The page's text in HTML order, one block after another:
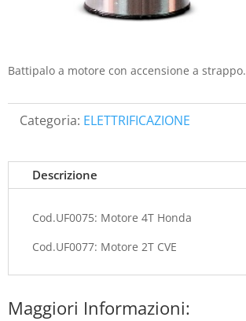
Battipalo a motore con accensione a strappo.
Categoria: ELETTRIFICAZIONE
Descrizione
Cod.UF0075: Motore 4T Honda
Cod.UF0077: Motore 2T CVE
Maggiori Informazioni: